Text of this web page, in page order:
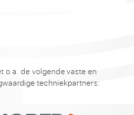
o.a. de volgende vaste en
techniekpartners: